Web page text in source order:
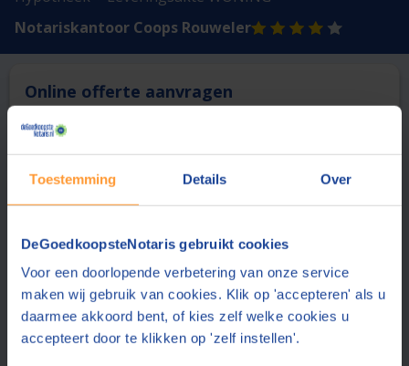
Toestemming Details Over
DeGoedkoopsteNotaris gebruikt cookies
Voor een doorlopende verbetering van onze service
maken wij gebruik van cookies. Klik op 'accepteren' als u
daarmee akkoord bent, of kies zelf welke cookies u
accepteert door te klikken op 'zelf instellen'.
Notariskantoor Coops Rouweler
Online offerte aanvragen
Deze notaris biedt momenteel niet de mogelijkheid online
1 Vergelijk en bespaar
Vraag een offerte aan bij een andere notaris in de buurt
Elan NotarissenDoesburg (15 km)
8.5
(95 reviews)
Notariskantoor Wille Apeldoorn